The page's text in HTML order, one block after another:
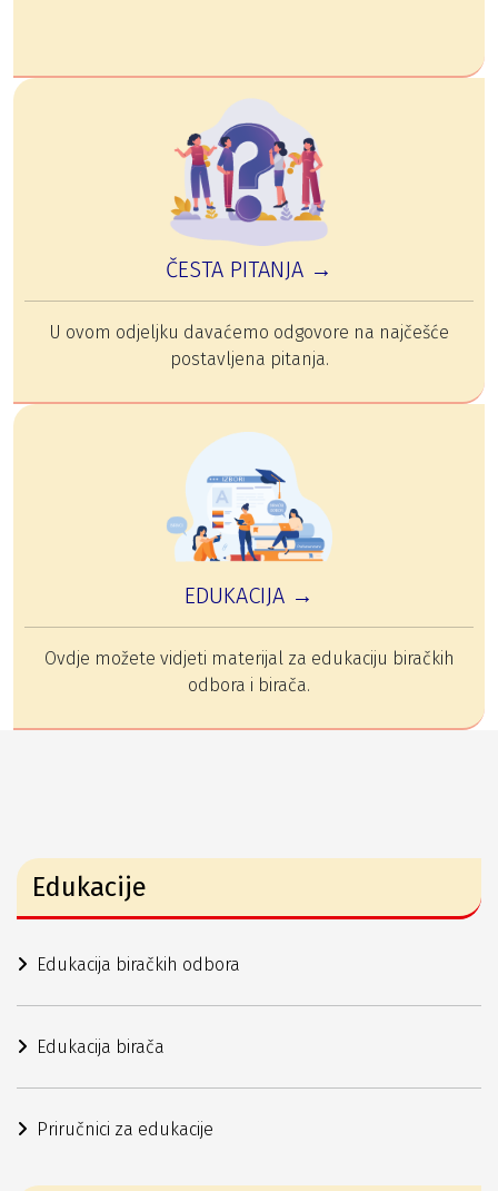
ČESTA PITANJA →
U ovom odjeljku davaćemo odgovore na najčešće
postavljena pitanja.
EDUKACIJA →
Ovdje možete vidjeti materijal za edukaciju biračkih
odbora i birača.
Edukacije
Edukacija biračkih odbora
Edukacija birača
Priručnici za edukacije